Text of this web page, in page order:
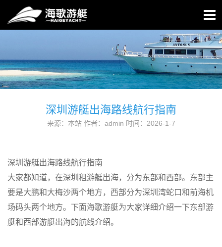
深圳游艇出海路线航行指南
来源：本站 作者：admin 时间：2026-1-7
深圳游艇出海路线航行指南
大家都知道，在深圳租游艇出海，分为东部和西部。东部主
要是大鹏和大梅沙两个地方，西部分为深圳湾蛇口和前海机
场码头两个地方。下面海歌游艇为大家详细介绍一下东部游
艇和西部游艇出海的航线介绍。